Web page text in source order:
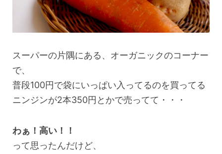
スーパーの片隅にある、オーガニックのコーナー
で、
普段100円で袋にいっぱい入ってるのを買ってる
ニンジンが2本350円とかで売ってて・・・
わぁ！高い！！
って思ったんだけど、